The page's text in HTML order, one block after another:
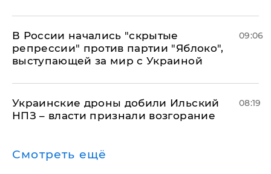
В России начались "скрытые
репрессии" против партии "Яблоко",
выступающей за мир с Украиной
09:06
Украинские дроны добили Ильский
НПЗ – власти признали возгорание
08:19
Смотреть ещё